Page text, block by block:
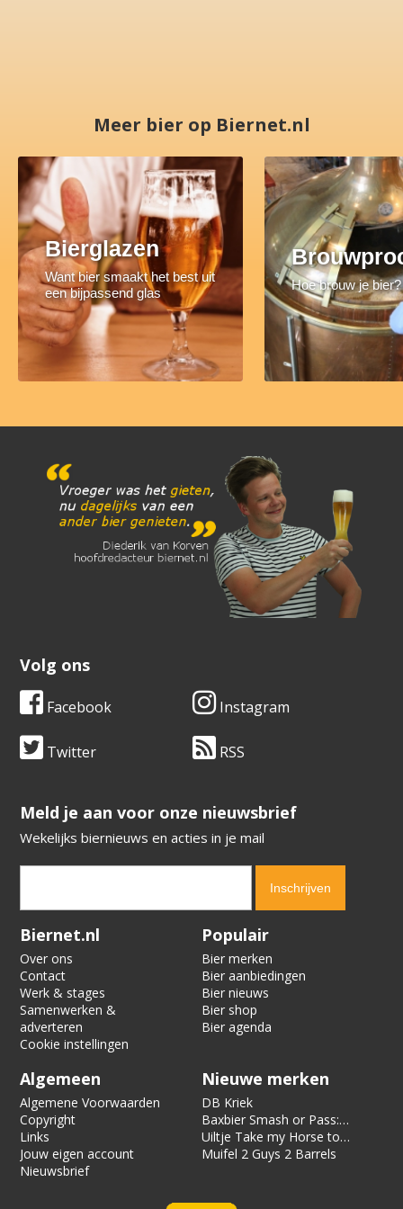
Meer bier op Biernet.nl
Bierglazen
Want bier smaakt het best uit
een bijpassend glas
Hoe brouw je bier?
Volg ons
Facebook Instagram
Twitter RSS
​​​​​​​Meld je aan voor onze nieuwsbrief
Wekelijks biernieuws en acties in je mail
Verification code:
Biernet.nl
Over ons
Contact
Werk & stages
Samenwerken &
adverteren
Cookie instellingen
Populair
Bier merken
Bier aanbiedingen
Bier nieuws
Bier shop
Bier agenda
Algemeen
Algemene Voorwaarden
Copyright
Links
Jouw eigen account
Nieuwsbrief
Nieuwe merken
DB Kriek
Baxbier Smash or Pass:
Strata
Uiltje Take my Horse to
the Hotel Room
Muifel 2 Guys 2 Barrels